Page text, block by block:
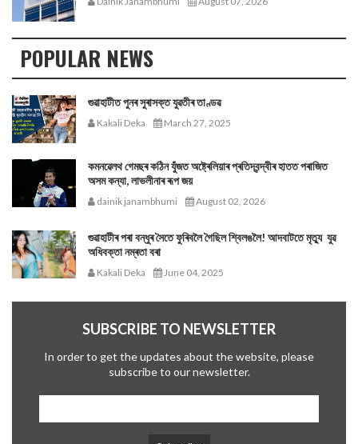
POPULAR NEWS
গুৱাহাটীত পুনৰ সুৰাসক্ত যুৱতীৰ তাণ্ডৱ
Kakali Deka March 27, 2025
কমনৱেলথ গেমছৰ কঠিন যুঁজত অষ্ট্ৰেলিয়াৰ প্ৰতিদ্বন্দ্বীৰ হাতত পৰাজিত
অসম কন্যা, লাভলীনাৰ ৰূপ জয়
dainik janambhumi August 02, 2026
গুৱাহাটীৰ পৰা বন্ধুৰ সৈতে ফুৰিবলৈ গৈছিল শ্বিলঙলৈ! আদবাটতে মৃত্যু যুৱ
অধিবক্তা নম্ৰতা বৰা
Kakali Deka June 04, 2025
SUBSCRIBE TO NEWSLETTER
In order to get the updates about the website, please
subscribe to our newsletter.